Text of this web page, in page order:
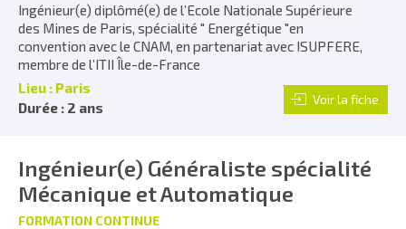
Ingénieur(e) diplômé(e) de l’Ecole Nationale Supérieure
des Mines de Paris, spécialité " Energétique "en
convention avec le CNAM, en partenariat avec ISUPFERE,
membre de l’ITII Île-de-France
Lieu : Paris
Durée : 2 ans
Voir la fiche
Ingénieur(e) Généraliste spécialité
Mécanique et Automatique
FORMATION CONTINUE